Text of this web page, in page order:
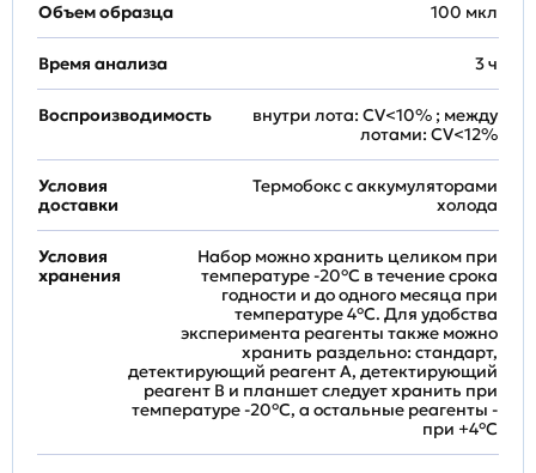
Объем образца 100 мкл
Время анализа 3 ч
Воспроизводимость
внутри лота: CV<10% ; между
лотами: CV<12%
Условия
доставки
Термобокс с аккумуляторами
холода
Условия
хранения
Набор можно хранить целиком при
температуре -20°C в течение срока
годности и до одного месяца при
температуре 4°C. Для удобства
эксперимента реагенты также можно
хранить раздельно: стандарт,
детектирующий реагент A, детектирующий
реагент B и планшет следует хранить при
температуре -20°C, а остальные реагенты -
при +4°С